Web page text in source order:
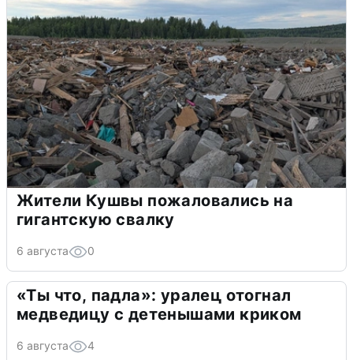
Жители Кушвы пожаловались на
гигантскую свалку
6 августа 0
«Ты что, падла»: уралец отогнал
медведицу с детенышами криком
6 августа 4